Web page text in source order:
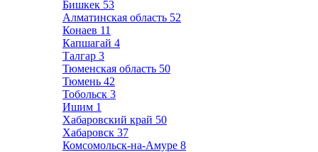
Бишкек 53
Алматинская область 52
Конаев 11
Капшагай 4
Талгар 3
Тюменская область 50
Тюмень 42
Тобольск 3
Ишим 1
Хабаровский край 50
Хабаровск 37
Комсомольск-на-Амуре 8